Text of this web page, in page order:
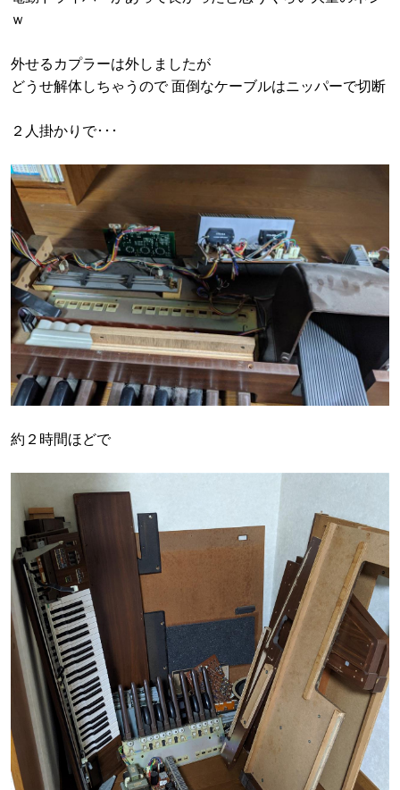
ｗ
外せるカプラーは外しましたが
どうせ解体しちゃうので 面倒なケーブルはニッパーで切断
２人掛かりで･･･
約２時間ほどで